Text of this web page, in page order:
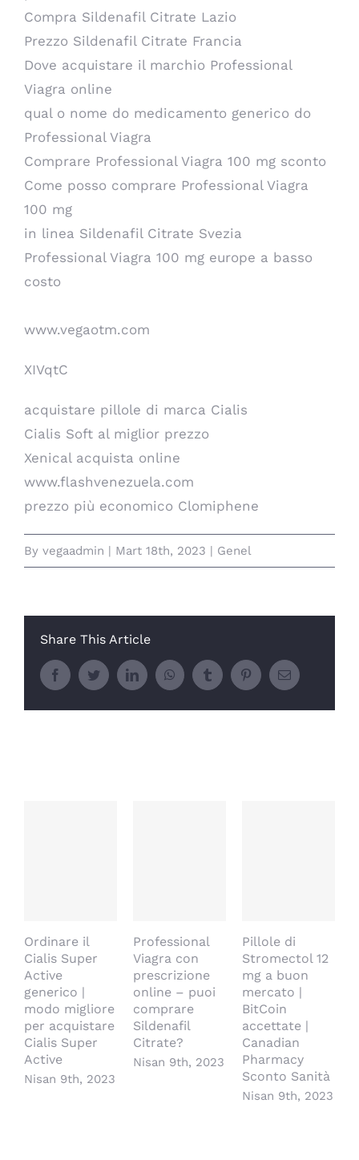
Compra Sildenafil Citrate Lazio
Prezzo Sildenafil Citrate Francia
Dove acquistare il marchio Professional
Viagra online
qual o nome do medicamento generico do
Professional Viagra
Comprare Professional Viagra 100 mg sconto
Come posso comprare Professional Viagra
100 mg
in linea Sildenafil Citrate Svezia
Professional Viagra 100 mg europe a basso
costo
www.vegaotm.com
XIVqtC
acquistare pillole di marca Cialis
Cialis Soft al miglior prezzo
Xenical acquista online
www.flashvenezuela.com
prezzo più economico Clomiphene
By vegaadmin | Mart 18th, 2023 | Genel
Share This Article
FacebookTwitterLinkedInWhatsAppTumblr PinterestE-
posta
Ordinare il
Cialis Super
Active
generico |
modo migliore
per acquistare
Cialis Super
Active
Nisan 9th, 2023
Professional
Viagra con
prescrizione
online – puoi
comprare
Sildenafil
Citrate?
Nisan 9th, 2023
Pillole di
Stromectol 12
mg a buon
mercato |
BitCoin
accettate |
Canadian
Pharmacy
Sconto Sanità
Nisan 9th, 2023